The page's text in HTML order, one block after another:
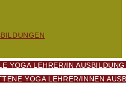
YOGA LEHRER/IN
YOGA LEHRER/INNEN